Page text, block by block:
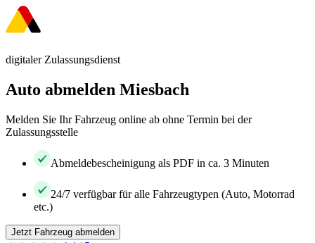
digitaler Zulassungsdienst
Auto abmelden Miesbach
Melden Sie Ihr Fahrzeug online ab ohne Termin bei der
Zulassungsstelle
Abmeldebescheinigung als PDF in ca. 3 Minuten
24/7 verfügbar für alle Fahrzeugtypen (Auto, Motorrad
etc.)
Jetzt Fahrzeug abmelden